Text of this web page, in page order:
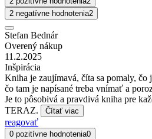
2 negatívne hodnotenia2
Stefan Bednár
Overený nákup
11.2.2025
Inšpirácia
Kniha je zaujímavá, číta sa pomaly, čo
čo tam je napísané treba vnímať a
Je to pôsobivá a pravdivá kniha pre
TERAZ.
Čítať viac
reagovať
0 pozitívne hodnotenia0